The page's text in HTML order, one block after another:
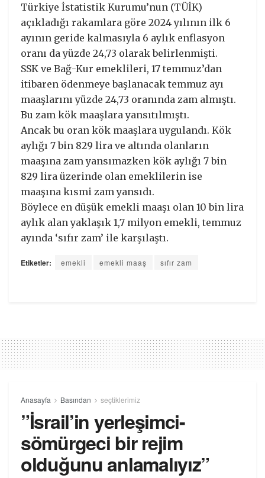
Türkiye İstatistik Kurumu’nun (TÜİK)
açıkladığı rakamlara göre 2024 yılının ilk 6
ayının geride kalmasıyla 6 aylık enflasyon
oranı da yüzde 24,73 olarak belirlenmişti.
SSK ve Bağ-Kur emeklileri, 17 temmuz’dan
itibaren ödenmeye başlanacak temmuz ayı
maaşlarını yüzde 24,73 oranında zam almıştı.
Bu zam kök maaşlara yansıtılmıştı.
Ancak bu oran kök maaşlara uygulandı. Kök
aylığı 7 bin 829 lira ve altında olanların
maaşına zam yansımazken kök aylığı 7 bin
829 lira üzerinde olan emeklilerin ise
maaşına kısmi zam yansıdı.
Böylece en düşük emekli maaşı olan 10 bin lira
aylık alan yaklaşık 1,7 milyon emekli, temmuz
ayında ‘sıfır zam’ ile karşılaştı.
Etiketler: emekli emekli maaş sıfır zam
Anasayfa Basından seçtiklerimiz
”İsrail’in yerleşimci-
sömürgeci bir rejim
olduğunu anlamalıyız”